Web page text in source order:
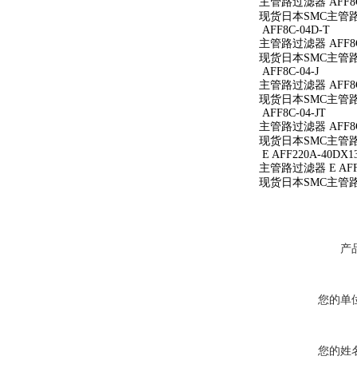
现货日本SMC主管
AFF8C-04D-T
主管路过滤器
现货日本SMC主管
AFF8C-04-J
主管路过滤器
现货日本SMC主管
AFF8C-04-JT
主管路过滤器
现货日本SMC主管
E AFF220A-
主管路过滤器 E
现货日本SMC主管
产
您的单
您的姓